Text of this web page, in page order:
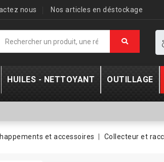
nous Nos articles en déstockage
HUILES - NETTOYANT OUTILLAGE
et accessoires Collecteur et